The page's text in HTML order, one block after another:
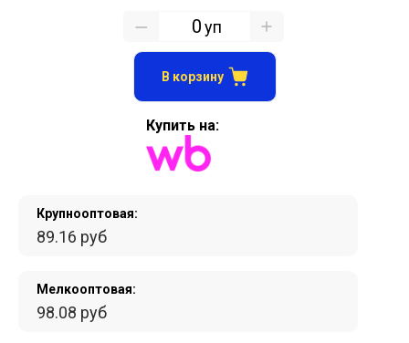
Крупнооптовая:
89.16 руб
Мелкооптовая:
98.08 руб
уп
В корзину
Купить на: